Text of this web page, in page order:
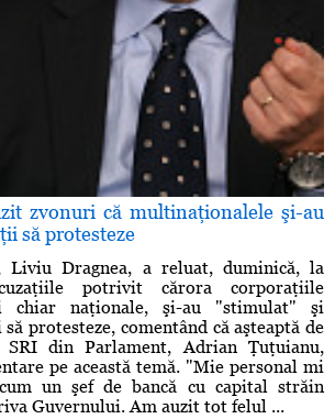
zvonuri că multinaţionalele şi-au
să protesteze
Liviu Dragnea, a reluat, duminică, la
potrivit cărora corporaţiile
chiar naţionale, şi-au "stimulat" şi
protesteze, comentând că aşteaptă de
din Parlament, Adrian Ţuţuianu,
pe această temă. "Mie personal mi
un şef de bancă cu capital străin
Guvernului. Am auzit tot felul ...